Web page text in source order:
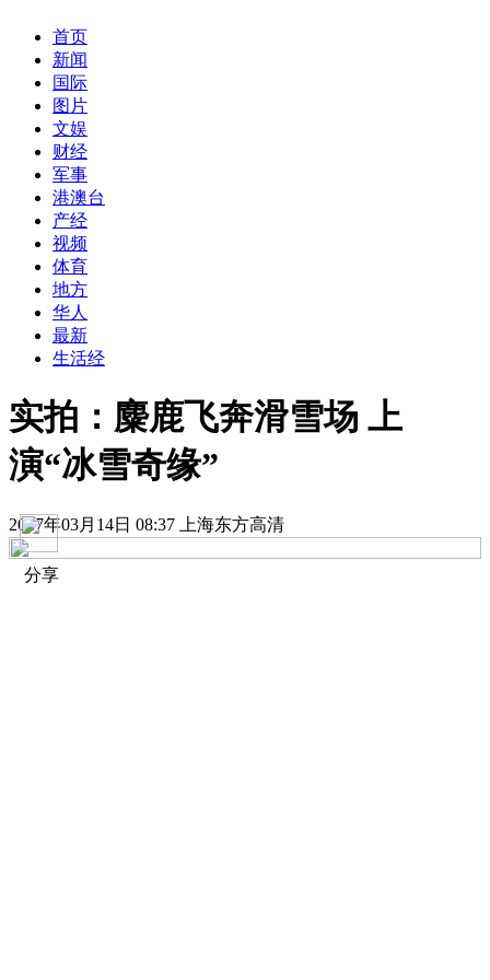
首页
新闻
国际
图片
文娱
财经
军事
港澳台
产经
视频
体育
地方
华人
最新
生活经
实拍：麋鹿飞奔滑雪场 上
演“冰雪奇缘”
2017年03月14日 08:37 上海东方高清
分享